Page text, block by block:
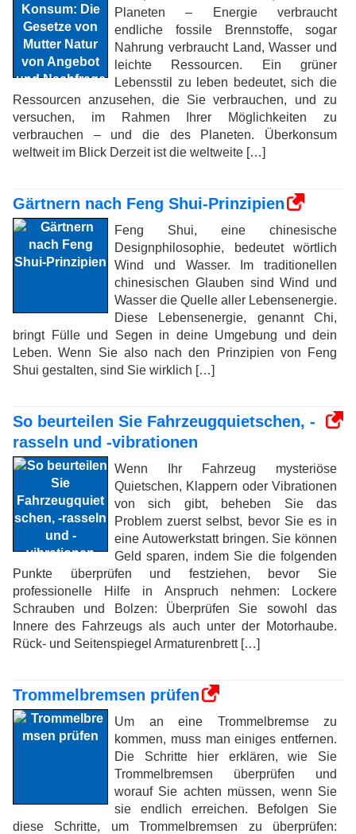
Planeten – Energie verbraucht
endliche fossile Brennstoffe, sogar
Nahrung verbraucht Land, Wasser und
leichte Ressourcen. Ein grüner
Lebensstil zu leben bedeutet, sich die
Ressourcen anzusehen, die Sie verbrauchen, und zu
versuchen, im Rahmen Ihrer Möglichkeiten zu
verbrauchen – und die des Planeten. Überkonsum
weltweit im Blick Derzeit ist die weltweite […]
Gärtnern nach Feng Shui-Prinzipien
Feng Shui, eine chinesische
Designphilosophie, bedeutet wörtlich
Wind und Wasser. Im traditionellen
chinesischen Glauben sind Wind und
Wasser die Quelle aller Lebensenergie.
Diese Lebensenergie, genannt Chi,
bringt Fülle und Segen in deine Umgebung und dein
Leben. Wenn Sie also nach den Prinzipien von Feng
Shui gestalten, sind Sie wirklich […]
So beurteilen Sie Fahrzeugquietschen, -
rasseln und -vibrationen
Wenn Ihr Fahrzeug mysteriöse
Quietschen, Klappern oder Vibrationen
von sich gibt, beheben Sie das
Problem zuerst selbst, bevor Sie es in
eine Autowerkstatt bringen. Sie können
Geld sparen, indem Sie die folgenden
Punkte überprüfen und festziehen, bevor Sie
professionelle Hilfe in Anspruch nehmen: Lockere
Schrauben und Bolzen: Überprüfen Sie sowohl das
Innere des Fahrzeugs als auch unter der Motorhaube.
Rück- und Seitenspiegel Armaturenbrett […]
Trommelbremsen prüfen
Um an eine Trommelbremse zu
kommen, muss man einiges entfernen.
Die Schritte hier erklären, wie Sie
Trommelbremsen überprüfen und
worauf Sie achten müssen, wenn Sie
sie endlich erreichen. Befolgen Sie
diese Schritte, um Trommelbremsen zu überprüfen: